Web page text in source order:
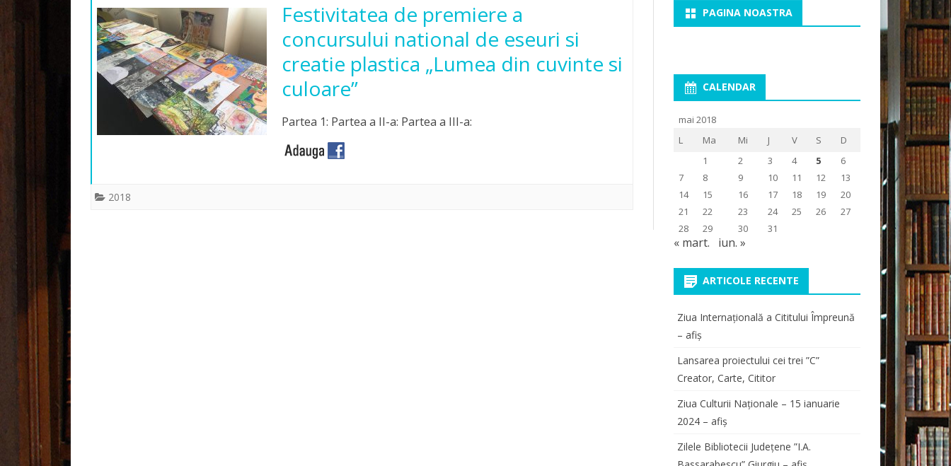
Festivitatea de premiere a
concursului national de eseuri si
creatie plastica „Lumea din cuvinte si
culoare”
Partea 1: Partea a II-a: Partea a III-a:
2018
PAGINA NOASTRA
CALENDAR
mai 2018
L
Ma Mi J V S
D
1
2 3 4 5
6
7
8 9 10 11 12
13
14
15 16 17 18 19
20
21
22 23 24 25 26
27
28
29 30 31
« mart. iun. »
ARTICOLE RECENTE
Ziua Internațională a Cititului Împreună
– afiș
Lansarea proiectului cei trei ”C”
Creator, Carte, Cititor
Ziua Culturii Naționale – 15 ianuarie
2024 – afiș
Zilele Bibliotecii Județene ”I.A.